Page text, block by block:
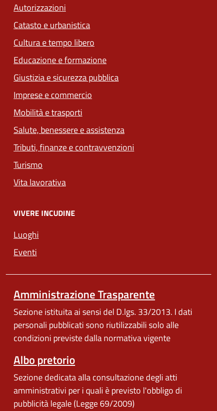
Autorizzazioni
Catasto e urbanistica
Cultura e tempo libero
Educazione e formazione
Giustizia e sicurezza pubblica
Imprese e commercio
Mobilità e trasporti
Salute, benessere e assistenza
Tributi, finanze e contravvenzioni
Turismo
Vita lavorativa
VIVERE INCUDINE
Luoghi
Eventi
Amministrazione Trasparente
Sezione istituita ai sensi del D.lgs. 33/2013. I dati
personali pubblicati sono riutilizzabili solo alle
condizioni previste dalla normativa vigente
Albo pretorio
Sezione dedicata alla consultazione degli atti
amministrativi per i quali è previsto l'obbligo di
pubblicità legale (Legge 69/2009)